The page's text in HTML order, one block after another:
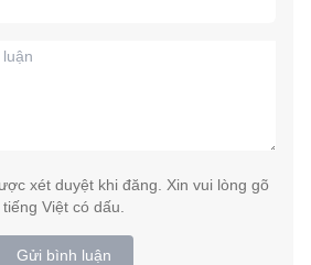
xét duyệt khi đăng. Xin vui lòng gõ
tiếng Việt có dấu.
Gửi bình luận